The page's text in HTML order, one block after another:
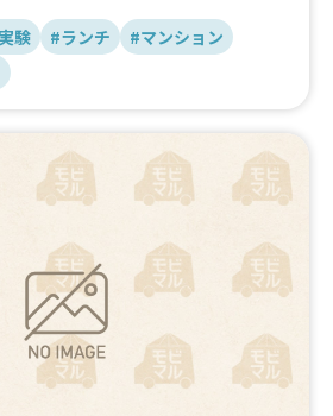
さまを募集 しております。
い（greenbird × PETOKOTO）
GARDEN中央広場 クリス
も、これから迎えたい方も、ただ
も。みんなで街を気持ちよくする時
www.greenbird.jp/blog/22458/
OMUSUBI）
験 #ランチ
#マンション